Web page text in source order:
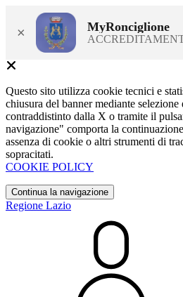
× MyRonciglione
Questo sito utilizza cookie tecnici e
chiusura del banner mediante
contraddistinto dalla X o tramite il
navigazione" comporta la
assenza di cookie o altri strumenti di
sopracitati.
COOKIE POLICY
Continua la navigazione
Regione Lazio